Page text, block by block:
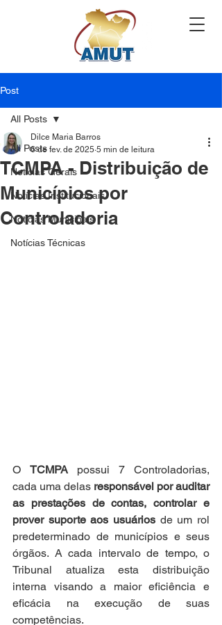
Post
All Posts
Notícias Gerais
Notícias Institucionais
Notícias Municipais
Notícias Técnicas
All Posts
TCMPA - Distribuição de
Municípios por
Controladoria
Dilce Maria Barros
6 de fev. de 2025 5 min de leitura
O TCMPA possui 7 Controladorias,
cada uma delas responsável por auditar
as prestações de contas, controlar e
prover suporte aos usuários de um rol
predeterminado de municípios e seus
órgãos. A cada intervalo de tempo, o
Tribunal atualiza esta distribuição
interna visando a maior eficiência e
eficácia na execução de suas
competências.